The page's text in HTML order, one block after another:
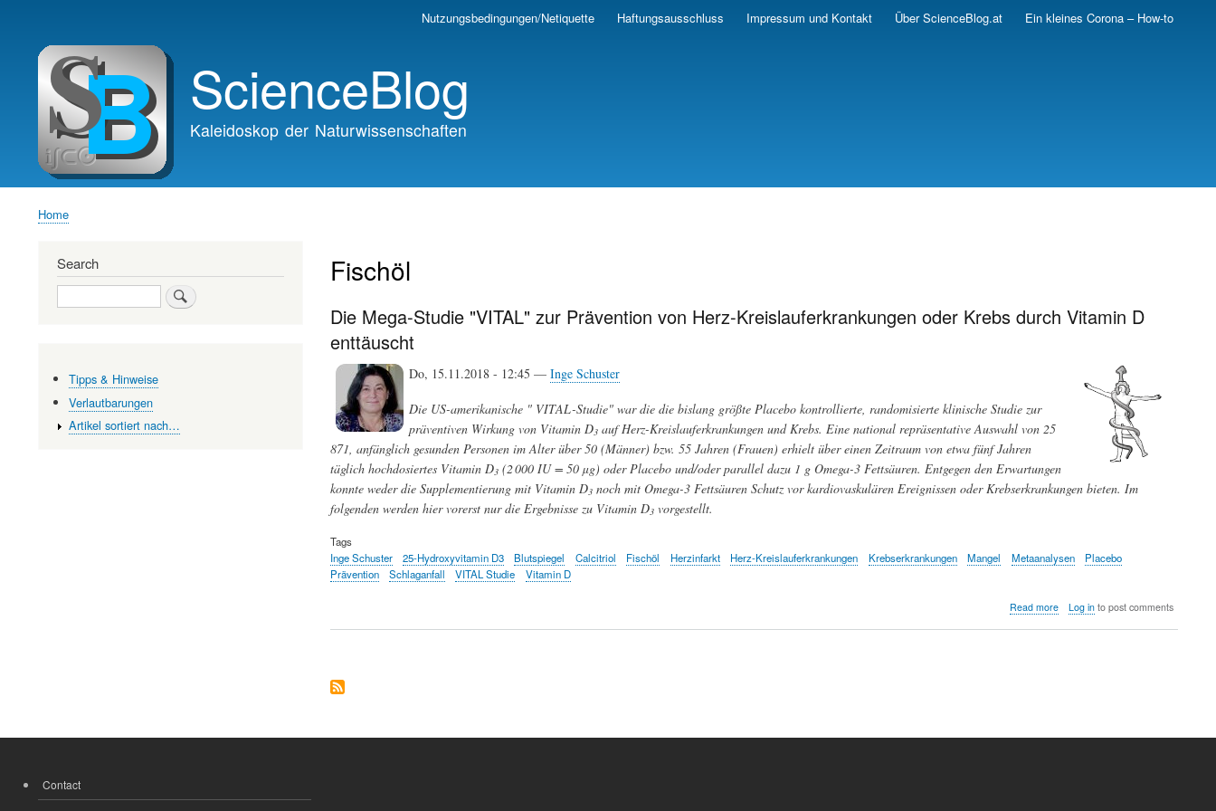
Skip
navigation
Nutzungsbedingungen/Netiquette Haftungsausschluss Impressum und Kontakt Über ScienceBlog.at Ein kleines Corona – How-to
ScienceBlog
Kaleidoskop der Naturwissenschaften
Home
Fischöl
Die Mega-Studie "VITAL" zur Prävention von Herz-Kreislauferkrankungen oder Krebs durch Vitamin D
enttäuscht
Do, 15.11.2018 - 12:45 — Inge Schuster
Die US-amerikanische " VITAL-Studie" war die die bislang größte Placebo kontrollierte, randomisierte klinische Studie zur
präventiven Wirkung von Vitamin D3auf Herz-Kreislauferkrankungen und Krebs. Eine national repräsentative Auswahl von 25
871, anfänglich gesunden Personen im Alter über 50 (Männer) bzw. 55 Jahren (Frauen) erhielt über einen Zeitraum von etwa fünf Jahren
täglich hochdosiertes Vitamin D3(2 000 IU = 50 µg) oder Placebo und/oder parallel dazu 1 g Omega-3 Fettsäuren. Entgegen den Erwartungen
konnte weder die Supplementierung mit Vitamin D3noch mit Omega-3 Fettsäuren Schutz vor kardiovaskulären Ereignissen oder Krebserkrankungen bieten. Im
folgenden werden hier vorerst nur die Ergebnisse zu Vitamin D3vorgestellt.
Tags
Inge Schuster
25-Hydroxyvitamin D3 Blutspiegel Calcitriol Fischöl Herzinfarkt Herz-Kreislauferkrankungen Krebserkrankungen Mangel Metaanalysen
Placebo
Prävention
Schlaganfall VITAL Studie Vitamin D
Read moreabout
Log into post comments
Search
Search
Tipps & Hinweise
Verlautbarungen
Artikel sortiert nach…
FOOTER
Contact